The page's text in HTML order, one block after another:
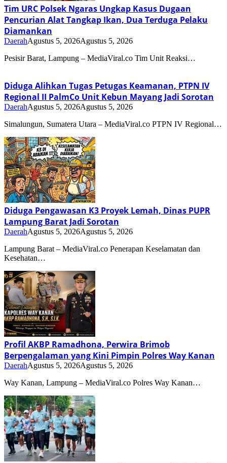
Tim URC Polsek Ngaras Ungkap Kasus Dugaan
Pencurian Alat Tangkap Ikan, Dua Terduga Pelaku
Diamankan
DaerahAgustus 5, 2026Agustus 5, 2026
Pesisir Barat, Lampung – MediaViral.co Tim Unit Reaksi…
Diduga Alihkan Tugas Petugas Keamanan, PTPN IV
Regional II PalmCo Unit Kebun Mayang Jadi Sorotan
DaerahAgustus 5, 2026Agustus 5, 2026
Simalungun, Sumatera Utara – MediaViral.co PTPN IV Regional…
Diduga Pengawasan K3 Proyek Lemah, Dinas PUPR
Lampung Barat Jadi Sorotan
DaerahAgustus 5, 2026Agustus 5, 2026
Lampung Barat – MediaViral.co Penerapan Keselamatan dan
Kesehatan…
Profil AKBP Ramadhona, Perwira Brimob
Berpengalaman yang Kini Pimpin Polres Way Kanan
DaerahAgustus 5, 2026Agustus 5, 2026
Way Kanan, Lampung – MediaViral.co Polres Way Kanan…